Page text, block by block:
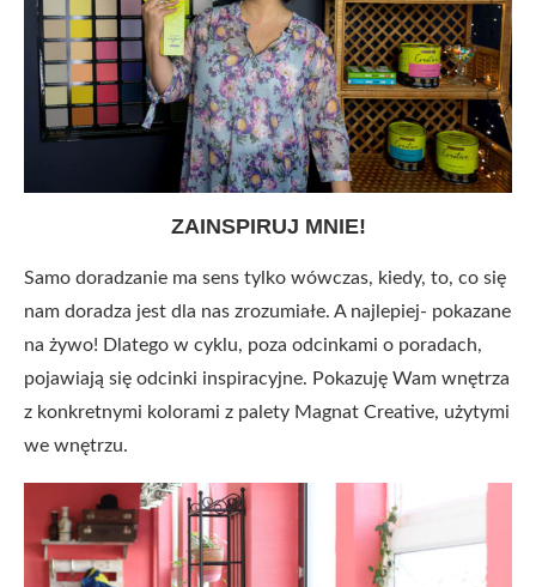
ZAINSPIRUJ MNIE!
Samo doradzanie ma sens tylko wówczas, kiedy, to, co się
nam doradza jest dla nas zrozumiałe. A najlepiej- pokazane
na żywo! Dlatego w cyklu, poza odcinkami o poradach,
pojawiają się odcinki inspiracyjne. Pokazuję Wam wnętrza
z konkretnymi kolorami z palety Magnat Creative, użytymi
we wnętrzu.